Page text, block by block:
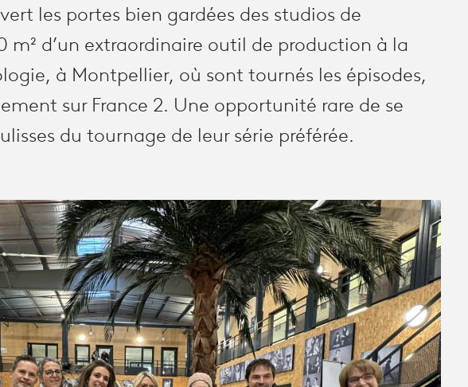
les portes bien gardées des studios de
m² d’un extraordinaire outil de production à la
à Montpellier, où sont tournés les épisodes,
sur France 2. Une opportunité rare de se
du tournage de leur série préférée.